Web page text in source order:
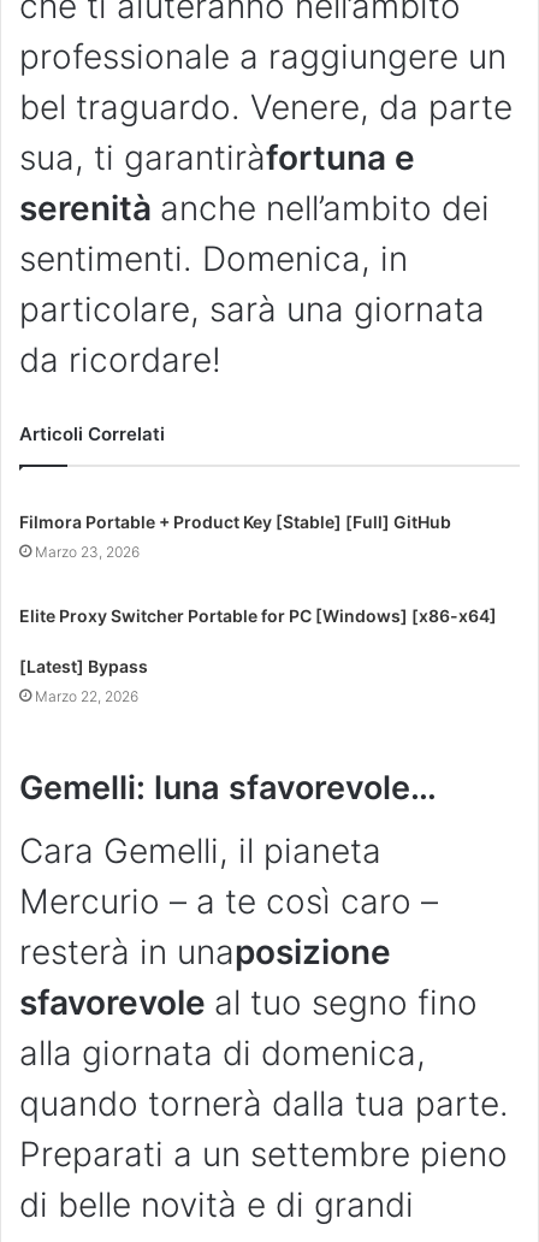
professionale a raggiungere un
bel traguardo. Venere, da parte
sua, ti garantiràfortuna e
serenità anche nell’ambito dei
sentimenti. Domenica, in
particolare, sarà una giornata
da ricordare!
Articoli Correlati
Filmora Portable + Product Key [Stable] [Full] GitHub
Marzo 23, 2026
Elite Proxy Switcher Portable for PC [Windows] [x86-x64]
[Latest] Bypass
Marzo 22, 2026
Gemelli: luna sfavorevole…
Cara Gemelli, il pianeta
Mercurio – a te così caro –
resterà in unaposizione
sfavorevole al tuo segno fino
alla giornata di domenica,
quando tornerà dalla tua parte.
Preparati a un settembre pieno
di belle novità e di grandi